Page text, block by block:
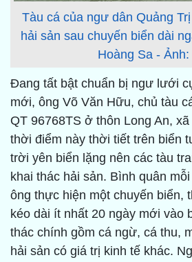
Tàu cá của ngư dân Quảng
hải sản sau chuyến biển dài
Hoàng Sa - Ảnh:
Đang tất bật chuẩn bị ngư lưới
mới, ông Võ Văn Hữu, chủ tàu
QT 96768TS ở thôn Long An,
thời điểm này thời tiết trên biển
trời yên biển lặng nên các tàu
khai thác hải sản. Bình quân
ông thực hiện một chuyến biển,
kéo dài ít nhất 20 ngày mới vào
thác chính gồm cá ngừ, cá thu,
hải sản có giá trị kinh tế khác.